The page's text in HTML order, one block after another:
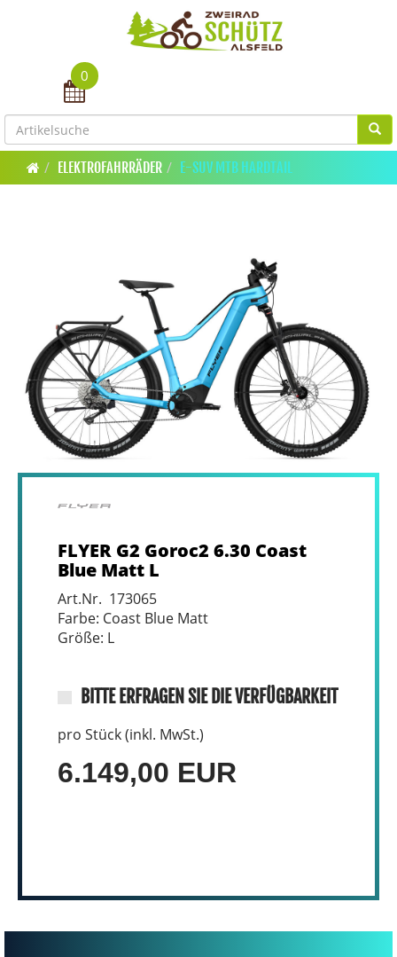
Toggle navigation
0
ELEKTROFAHRRÄDER E-SUV MTB HARDTAIL
FLYER G2 Goroc2 6.30 Coast
Blue Matt L
Art.Nr. 173065
Farbe: Coast Blue Matt
Größe: L
BITTE ERFRAGEN SIE DIE VERFÜGBARKEIT
pro Stück (inkl. MwSt.)
6.149,00 EUR